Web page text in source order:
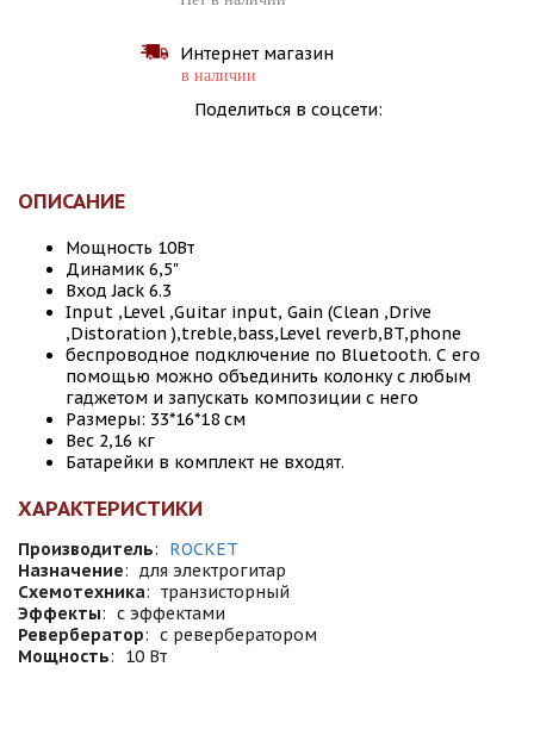
Интернет магазин
в наличии
Поделиться в соцсети:
ОПИСАНИЕ
Мощность 10Вт
Динамик 6,5"
Вход Jack 6.3
Input ,Level ,Guitar input, Gain (Clean ,Drive
,Distoration ),treble,bass,Level reverb,BT,phone
беспроводное подключение по Bluetooth. С его
помощью можно объединить колонку с любым
гаджетом и запускать композиции с него
Размеры: 33*16*18 см
Вес 2,16 кг
Батарейки в комплект не входят.
ХАРАКТЕРИСТИКИ
Производитель:
ROCKET
Назначение: для электрогитар
Схемотехника: транзисторный
Эффекты: с эффектами
Ревербератор: с ревербератором
Мощность: 10 Вт